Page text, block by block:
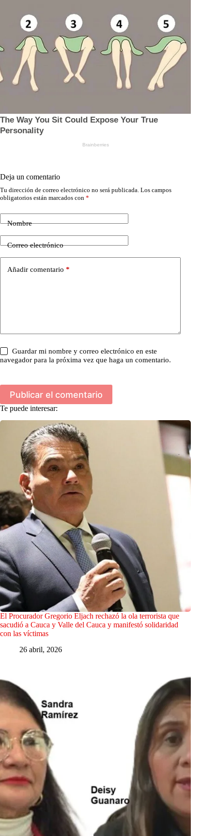
Deja un comentario
Tu dirección de correo electrónico no será publicada. Los campos
obligatorios están marcados con *
Nombre
Correo electrónico
Añadir comentario *
Guardar mi nombre y correo electrónico en este
navegador para la próxima vez que haga un comentario.
Publicar el comentario
Te puede interesar:
El Procurador Gregorio Eljach rechazó la ola terrorista que
sacudió a Cauca y Valle del Cauca y manifestó solidaridad
con las víctimas
26 abril, 2026